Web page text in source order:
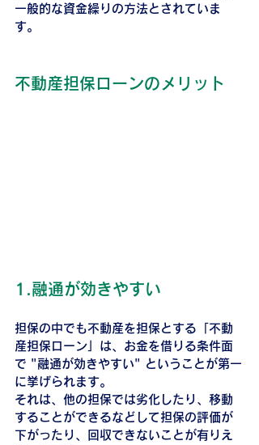
一般的な資金繰りの方法とされていま
す。
不動産担保ローンのメリット
1.融通が効きやすい
担保の中でも不動産を担保とする「不動
産担保ローン」は、お金を借りる条件面
で "融通が効きやすい" ということが第一
に挙げられます。
それは、他の担保では劣化したり、移動
することができるなどして担保の評価が
下がったり、回収できないことが有りえ